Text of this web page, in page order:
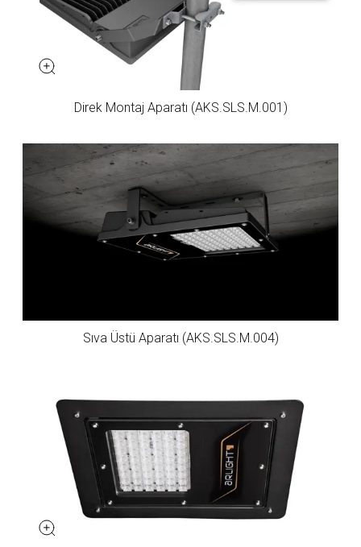
Direk Montaj Aparatı (AKS.SLS.M.001)
Sıva Üstü Aparatı (AKS.SLS.M.004)